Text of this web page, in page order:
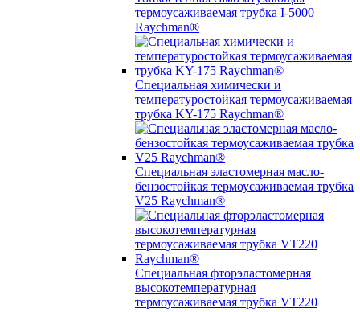
термоусаживаемая трубка I-5000
Raychman®
Специальная химически и
температуростойкая термоусаживаемая
трубка KY-175 Raychman®
Специальная эластомерная масло-
бензостойкая термоусаживаемая трубка
V25 Raychman®
Специальная фторэластомерная
высокотемпературная
термоусаживаемая трубка VT220